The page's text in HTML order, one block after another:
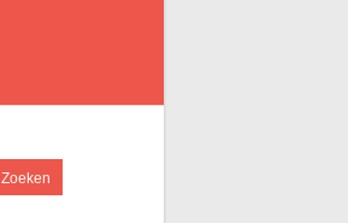
Zoeken